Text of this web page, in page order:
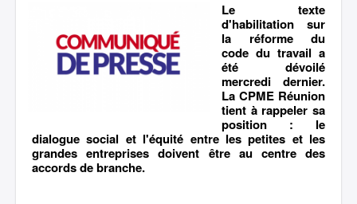
Le texte
d'habilitation sur
la réforme du
code du travail a
été dévoilé
mercredi dernier.
La CPME Réunion
tient à rappeler sa
position : le
dialogue social et l'équité entre les petites et les
grandes entreprises doivent être au centre des
accords de branche.